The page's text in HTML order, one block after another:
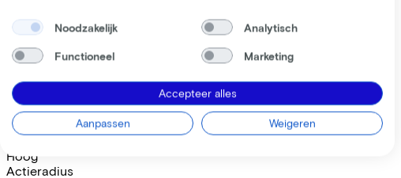
Prijs €7.999,00
Lees meer over zakelijk leasen.
Beschikbare kleuren
Batterij opties
400 Wh
(
Frame model
Hoog
Actieradius
Noodzakelijk Analytisch
Functioneel Marketing
Accepteer alles
Aanpassen Weigeren